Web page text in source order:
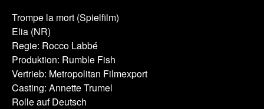
Trompe la mort (Spielfilm)
Elia (NR)
Regie: Rocco Labbé
Produktion: Rumble Fish
Vertrieb: Metropolitan Filmexport
Casting: Annette Trumel
Rolle auf Deutsch